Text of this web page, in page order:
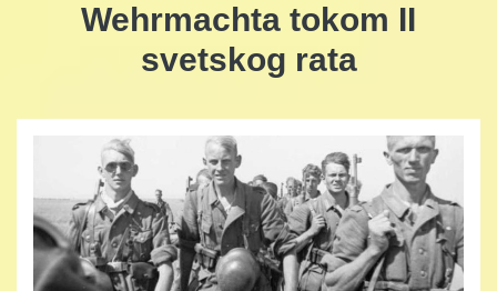
Wehrmachta tokom II
svetskog rata